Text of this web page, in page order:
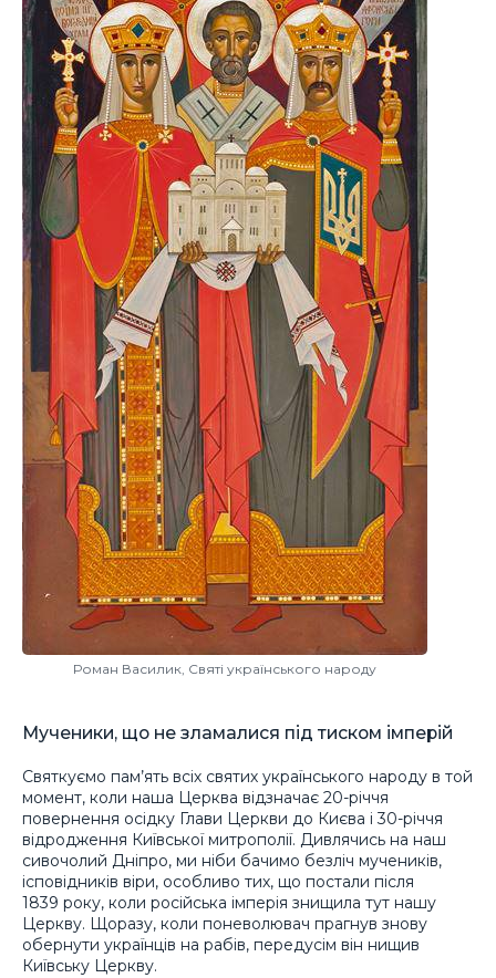
Роман Василик, Святі українського народу
Мученики, що не зламалися під тиском імперій
Святкуємо пам’ять всіх святих українського народу в той
момент, коли наша Церква відзначає 20-річчя
повернення осідку Глави Церкви до Києва і 30-річчя
відродження Київської митрополії. Дивлячись на наш
сивочолий Дніпро, ми ніби бачимо безліч мучеників,
ісповідників віри, особливо тих, що постали після
1839 року, коли російська імперія знищила тут нашу
Церкву. Щоразу, коли поневолювач прагнув знову
обернути українців на рабів, передусім він нищив
Київську Церкву.